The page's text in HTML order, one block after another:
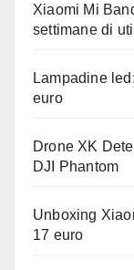
Xiaomi Mi
settimane di
Lampadine
euro
Drone XK
DJI Phantom
Unboxing
17 euro